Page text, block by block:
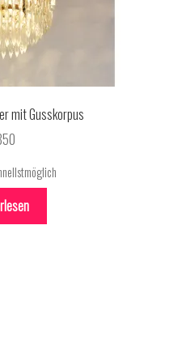
mit Gusskorpus